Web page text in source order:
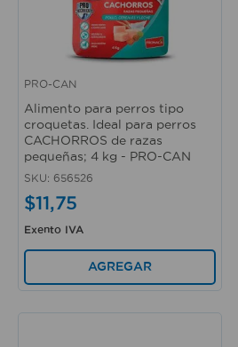
Vista rápida
PRO-CAN
Alimento para perros tipo
croquetas. Ideal para perros
CACHORROS de razas
pequeñas; 4 kg - PRO-CAN
SKU: 656526
$11,75
Exento IVA
AGREGAR